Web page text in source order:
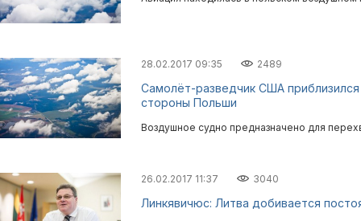
28.02.2017 09:35 2489
Самолёт-разведчик США
стороны Польши
Воздушное судно предназначено для
26.02.2017 11:37 3040
Линкявичюс: Литва добивается